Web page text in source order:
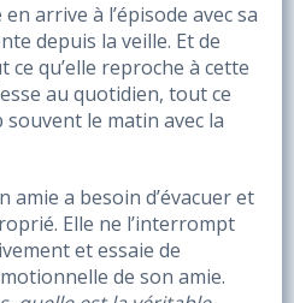
arrive à l’épisode avec sa
depuis la veille. Et de
qu’elle reproche à cette
au quotidien, tout ce
le matin avec la
amie a besoin d’évacuer et
Elle ne l’interrompt
et essaie de